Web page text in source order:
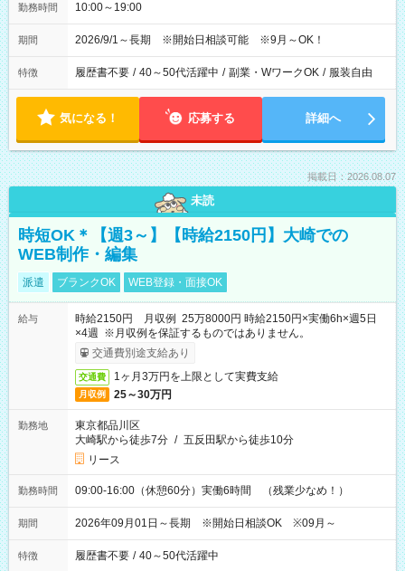
勤務時間 10:00～19:00
期間 2026/9/1～長期 ※開始日相談可能 ※9月～OK！
特徴 履歴書不要 / 40～50代活躍中 / 副業・WワークOK / 服装自由
気になる！ 応募する 詳細へ
掲載日：2026.08.07
未読
時短OK＊【週3～】【時給2150円】大崎での
WEB制作・編集
派遣 ブランクOK WEB登録・面接OK
給与
時給2150円 月収例 25万8000円 時給2150円×実働6h×週5日
×4週 ※月収例を保証するものではありません。
交通費別途支給あり
交通費 1ヶ月3万円を上限として実費支給
月収例 25～30万円
勤務地
東京都品川区
大崎駅から徒歩7分 / 五反田駅から徒歩10分
リース
勤務時間 09:00-16:00（休憩60分）実働6時間 （残業少なめ！）
期間 2026年09月01日～長期 ※開始日相談OK ※09月～
特徴 履歴書不要 / 40～50代活躍中